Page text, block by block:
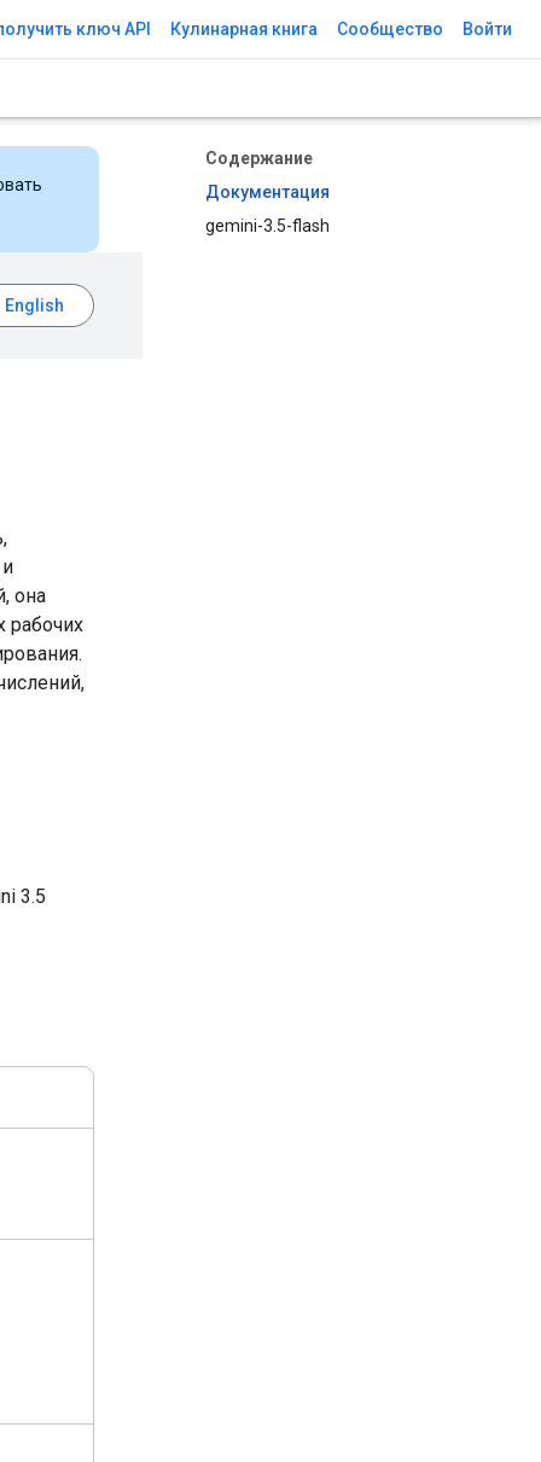
ключ API Кулинарная книга Сообщество Войти
Содержание
Документация
gemini-3.5-flash
она
рабочих
3.5